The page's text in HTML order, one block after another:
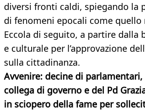
diversi fronti caldi, spiegando la
di fenomeni epocali come
Eccola di seguito, a partire dalla
e culturale per l’approvazione
sulla cittadinanza.
Avvenire: decine di
collega di governo e del Pd
in sciopero della fame per